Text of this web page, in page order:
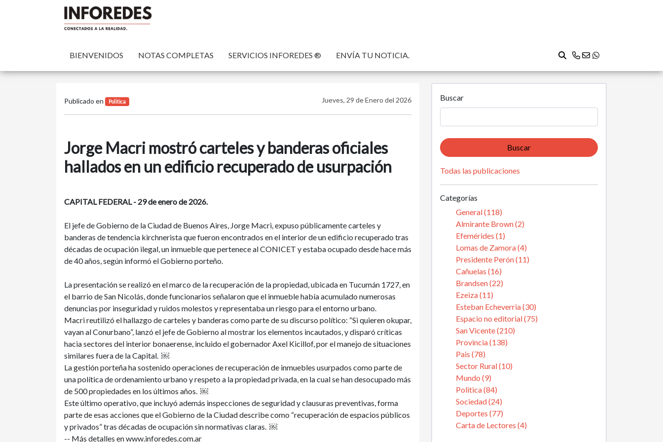
BIENVENIDOS NOTAS COMPLETAS SERVICIOS INFOREDES ® ENVÍA TU NOTICIA.
Publicado en Politica Jueves, 29 de Enero del 2026
Jorge Macri mostró carteles y banderas oficiales
hallados en un edificio recuperado de usurpación
CAPITAL FEDERAL - 29 de enero de 2026.
El jefe de Gobierno de la Ciudad de Buenos Aires, Jorge Macri, expuso públicamente carteles y
banderas de tendencia kirchnerista que fueron encontrados en el interior de un edificio recuperado tras
décadas de ocupación ilegal, un inmueble que pertenece al CONICET y estaba ocupado desde hace más
de 40 años, según informó el Gobierno porteño.
La presentación se realizó en el marco de la recuperación de la propiedad, ubicada en Tucumán 1727, en
el barrio de San Nicolás, donde funcionarios señalaron que el inmueble había acumulado numerosas
denuncias por inseguridad y ruidos molestos y representaba un riesgo para el entorno urbano.
Macri reutilizó el hallazgo de carteles y banderas como parte de su discurso político: “Si quieren okupar,
vayan al Conurbano”, lanzó el jefe de Gobierno al mostrar los elementos incautados, y disparó críticas
hacia sectores del interior bonaerense, incluido el gobernador Axel Kicillof, por el manejo de situaciones
similares fuera de la Capital. ￼
La gestión porteña ha sostenido operaciones de recuperación de inmuebles usurpados como parte de
una política de ordenamiento urbano y respeto a la propiedad privada, en la cual se han desocupado más
de 500 propiedades en los últimos años. ￼
Este último operativo, que incluyó además inspecciones de seguridad y clausuras preventivas, forma
parte de esas acciones que el Gobierno de la Ciudad describe como “recuperación de espacios públicos
y privados” tras décadas de ocupación sin normativas claras. ￼
-- Más detalles en www.inforedes.com.ar
Buscar
Buscar
Todas las publicaciones
Categorías
General (118)
Almirante Brown (2)
Efemérides (1)
Lomas de Zamora (4)
Presidente Perón (11)
Cañuelas (16)
Brandsen (22)
Ezeiza (11)
Esteban Echeverria (30)
Espacio no editorial (75)
San Vicente (210)
Provincia (138)
Pais (78)
Sector Rural (10)
Mundo (9)
Politica (84)
Sociedad (24)
Deportes (77)
Carta de Lectores (4)